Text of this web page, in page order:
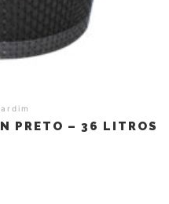
PRETO – 36 LITROS